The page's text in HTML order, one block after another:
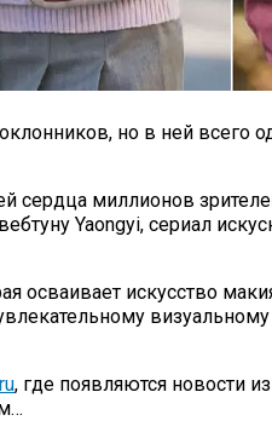
но в ней всего
сердца миллионов
Yaongyi, сериал
искусство
, где появляются новости